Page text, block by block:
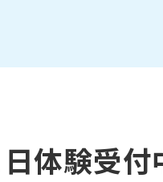
日体験受